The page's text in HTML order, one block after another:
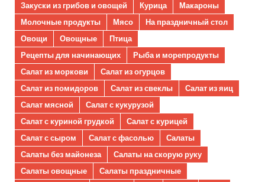
Закуски из грибов и овощей
Курица
Макароны
Молочные продукты
Мясо
На праздничный стол
Овощи
Овощные
Птица
Рецепты для начинающих
Рыба и морепродукты
Салат из моркови
Салат из огурцов
Салат из помидоров
Салат из свеклы
Салат из яиц
Салат мясной
Салат с кукурузой
Салат с куриной грудкой
Салат с курицей
Салат с сыром
Салат с фасолью
Салаты
Салаты без майонеза
Салаты на скорую руку
Салаты овощные
Салаты праздничные